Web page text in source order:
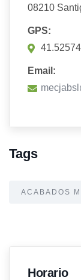
08210
GPS:
Email:
Tags
ACABADOS
Horario